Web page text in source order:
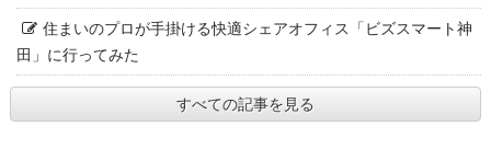
住まいのプロが手掛ける快適シェアオフィス「ビズスマート神
田」に行ってみた
すべての記事を見る